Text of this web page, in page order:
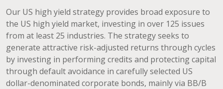
Our US high yield strategy provides broad exposure to
the US high yield market, investing in over 125 issues
from at least 25 industries. The strategy seeks to
generate attractive risk-adjusted returns through cycles
by investing in performing credits and protecting capital
through default avoidance in carefully selected US
dollar-denominated corporate bonds, mainly via BB/B